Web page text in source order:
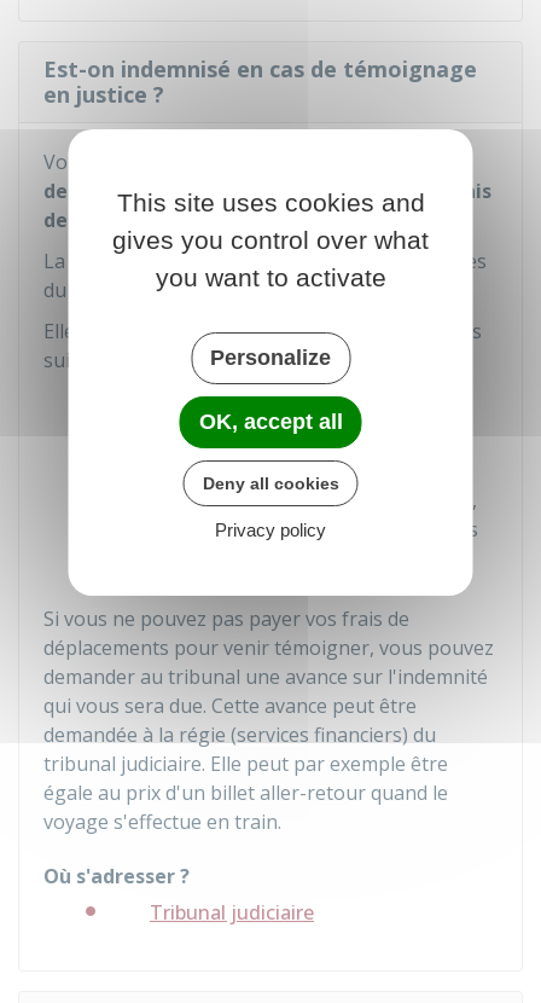
Est-on indemnisé en cas de témoignage
en justice ?
Vous avez droit à des indemnités pour la
de vos revenus et au
remboursement des frais
de transport dépensés pour venir au tribunal.
La demande d'indemnisation est déposée auprès
du greffier à l'audience.
Elle est accompagnée des documents justificatifs
suivants :
Attestation délivrée par l'employeur ou
bulletin de salaire pour justifier de la
perte de salaire ou de traitement
Titres de transport utilisés (train, avion,
bus par exemple) pour justifier des frais
Si vous ne pouvez pas payer vos frais de
déplacements pour venir témoigner, vous pouvez
demander au tribunal une avance sur l'indemnité
qui vous sera due. Cette avance peut être
demandée à la régie (services financiers) du
tribunal judiciaire. Elle peut par exemple être
égale au prix d'un billet aller-retour quand le
voyage s'effectue en train.
Où s'adresser ?
Tribunal judiciaire
This site uses cookies and
gives you control over what
you want to activate
Personalize
OK, accept all
Deny all cookies
Privacy policy